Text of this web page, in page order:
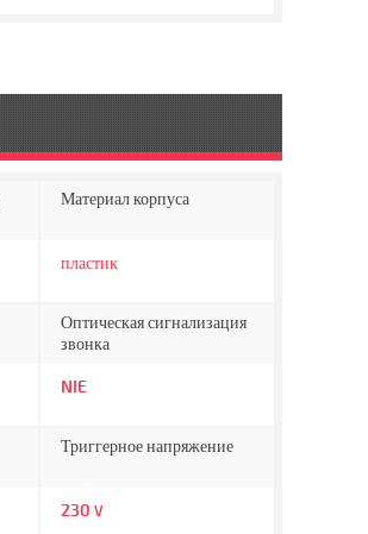
Материал корпуса
пластик
Оптическая сигнализация
звонка
NIE
Триггерное напряжение
230 V